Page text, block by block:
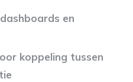
en
koppeling tussen